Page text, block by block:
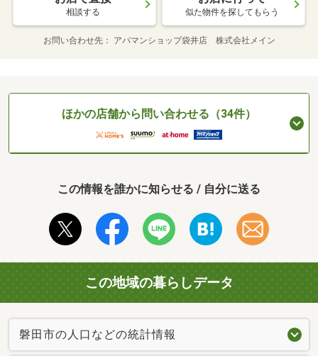
相談する 似た物件を探してもらう
お問い合わせ先 アパマンショップ袋井店 株式会社メイン
ほかの店舗から問い合わせる（34件）
この情報を誰かに知らせる / 自分に送る
この地域の暮らしデータ
磐田市の人口などの統計情報